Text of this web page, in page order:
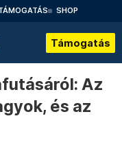
SHOP
Támogatás
Az
és az